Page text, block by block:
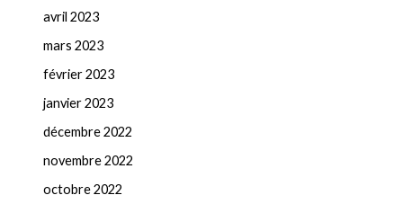
avril 2023
mars 2023
février 2023
janvier 2023
décembre 2022
novembre 2022
octobre 2022